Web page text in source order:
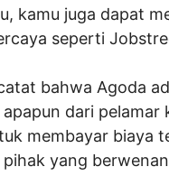
kamu juga dapat
seperti
bahwa Agoda
dari
membayar biaya
yang